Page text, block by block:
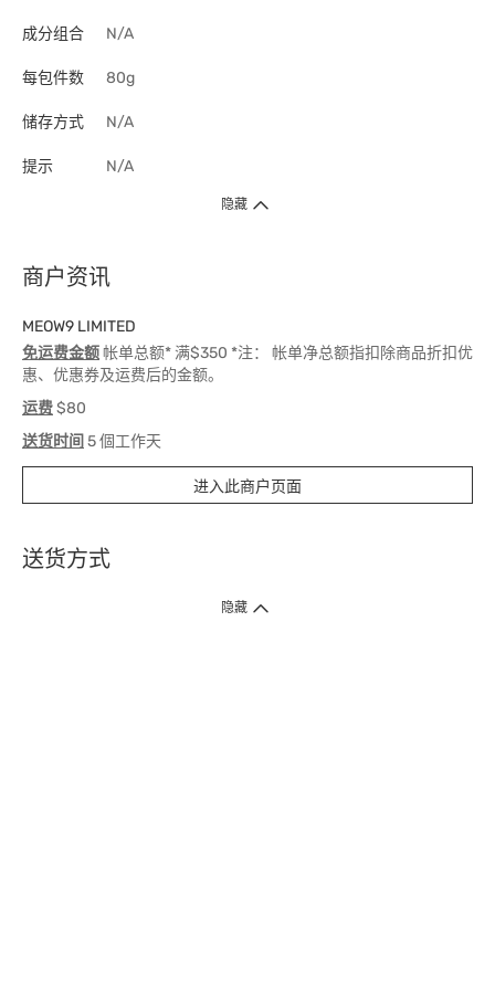
成分组合 N/A
每包件数 80g
储存方式 N/A
提示 N/A
隐藏
商户资讯
MEOW9 LIMITED
免运费金额帐单总额* 满$350 *注： 帐单净总额指扣除商品折扣优
惠、优惠券及运费后的金额。
运费$80
送货时间 5 個工作天
进入此商户页面
送货方式
1. 送货到府（受卫生署条例规管产品除外 ）
隐藏